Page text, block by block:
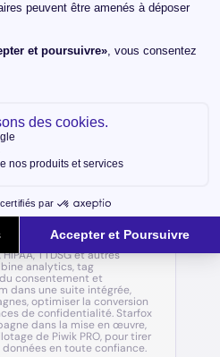
d’analytics flexible et
pensée pour offrir aux
data une solution
et activation des
la conformité aux
TTDSG et autres
analytics, tag
consentement et
dans une suite intégrée,
optimiser la conversion
de confidentialité. Starfox
dans la mise en œuvre,
de Piwik PRO, pour tirer
en toute confiance.